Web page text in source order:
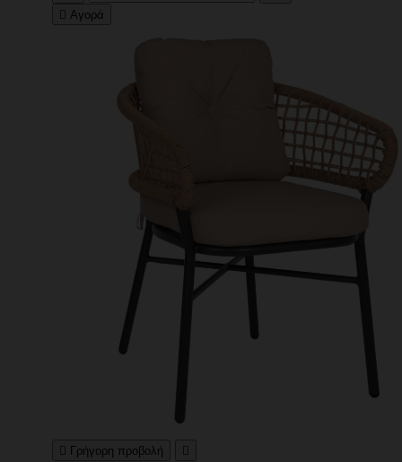
 Αγορά
 Γρήγορη προβολή 